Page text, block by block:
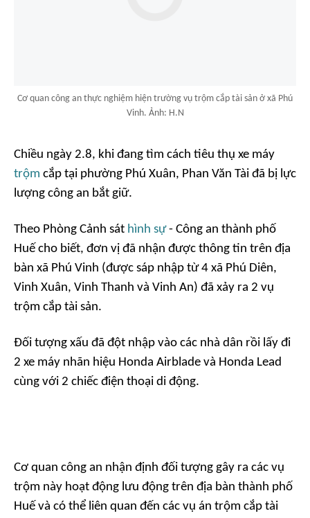
Cơ quan công an thực nghiệm hiện trường vụ trộm cắp tài sản ở xã Phú
Vinh. Ảnh: H.N
Chiều ngày 2.8, khi đang tìm cách tiêu thụ xe máy
trộm cắp tại phường Phú Xuân, Phan Văn Tài đã bị lực
lượng công an bắt giữ.
Theo Phòng Cảnh sát hình sự- Công an thành phố
Huế cho biết, đơn vị đã nhận được thông tin trên địa
bàn xã Phú Vinh (được sáp nhập từ 4 xã Phú Diên,
Vinh Xuân, Vinh Thanh và Vinh An) đã xảy ra 2 vụ
trộm cắp tài sản.
Đối tượng xấu đã đột nhập vào các nhà dân rồi lấy đi
2 xe máy nhãn hiệu Honda Airblade và Honda Lead
cùng với 2 chiếc điện thoại di động.
Cơ quan công an nhận định đối tượng gây ra các vụ
trộm này hoạt động lưu động trên địa bàn thành phố
Huế và có thể liên quan đến các vụ án trộm cắp tài